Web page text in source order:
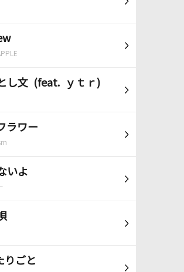
し文 (feat. ｙｔｒ)
ラワー
いよ
りごと